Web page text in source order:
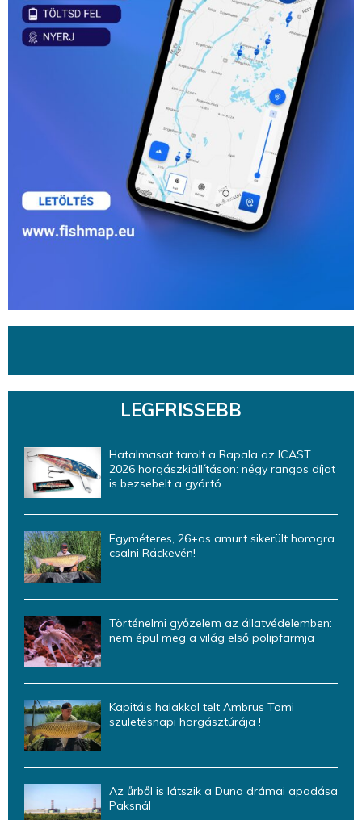
LEGFRISSEBB
Hatalmasat tarolt a Rapala az ICAST
2026 horgászkiállításon: négy rangos díjat
is bezsebelt a gyártó
Egyméteres, 26+os amurt sikerült horogra
csalni Ráckevén!
Történelmi győzelem az állatvédelemben:
nem épül meg a világ első polipfarmja
Kapitáis halakkal telt Ambrus Tomi
születésnapi horgásztúrája !
Az űrből is látszik a Duna drámai apadása
Paksnál